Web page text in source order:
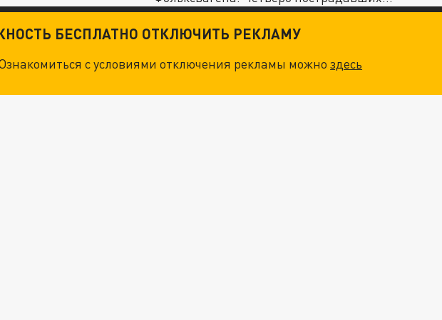
БЕСПЛАТНО ОТКЛЮЧИТЬ РЕКЛАМУ
с условиями отключения рекламы можноздесь